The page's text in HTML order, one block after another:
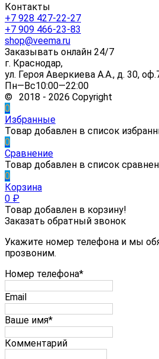
Контакты
+7 928 427-22-27
+7 909 466-23-83
shop@veema.ru
Заказывать онлайн 24/7
г. Краснодар,
ул. Героя Аверкиева А.А., д. 30,
Пн—Вс10:00—22:00
© 2018 - 2026 Copyright
0
Избранные
Товар добавлен в список
0
Сравнение
Товар добавлен в список
0
Корзина
0 ₽
Товар добавлен в корзину!
Заказать обратный звонок
Укажите номер телефона и мы
прозвоним.
Номер телефона*
Email
Ваше имя*
Комментарий